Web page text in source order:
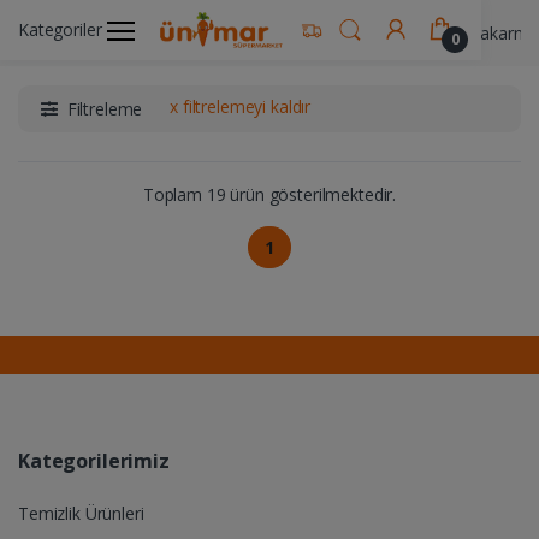
Kategoriler 0
Ünimar Anasayfa Gıda & Yemek Ürünleri Makarna
Filtreleme x filtrelemeyi kaldır
Toplam 19 ürün gösterilmektedir.
1
Kategorilerimiz
Temizlik Ürünleri